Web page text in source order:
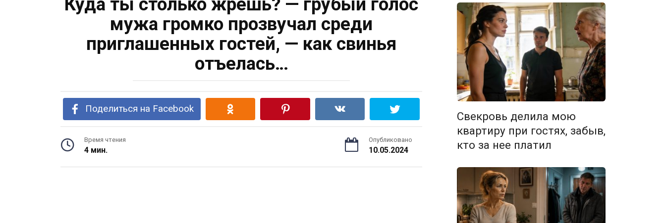
мужа громко прозвучал среди
приглашенных гостей, — как свинья
отъелась…
Поделиться на Facebook
Время чтения
4 мин.
Опубликовано
10.05.2024
Свекровь делила мою
квартиру при гостях, забыв,
кто за нее платил